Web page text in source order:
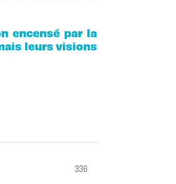
encensé par la
leurs visions
336